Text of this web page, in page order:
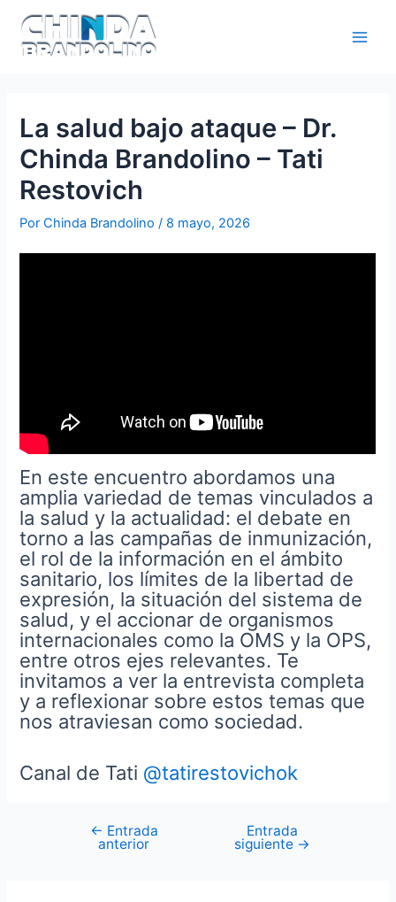
La salud bajo ataque – Dr.
Chinda Brandolino – Tati
Restovich
PorChinda Brandolino/ 8 mayo, 2026
En este encuentro abordamos una
amplia variedad de temas vinculados a
la salud y la actualidad: el debate en
torno a las campañas de inmunización,
el rol de la información en el ámbito
sanitario, los límites de la libertad de
expresión, la situación del sistema de
salud, y el accionar de organismos
internacionales como la OMS y la OPS,
entre otros ejes relevantes. Te
invitamos a ver la entrevista completa
y a reflexionar sobre estos temas que
nos atraviesan como sociedad.
Canal de Tati ‪@tatirestovichok‬
← Entrada
anterior
Entrada
siguiente →